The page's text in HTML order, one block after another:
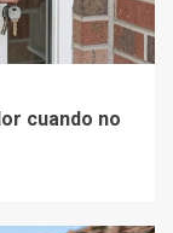
cuando no